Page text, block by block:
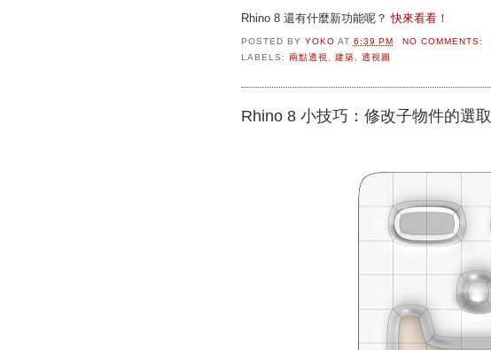
Rhino 8 還有什麼新功能呢？快來看看！
POSTED BY YOKO AT 6:39 PM
NO COMMENTS:
LABELS: 兩點透視, 建築, 透視圖
Rhino 8 小技巧：修改子物件的選取